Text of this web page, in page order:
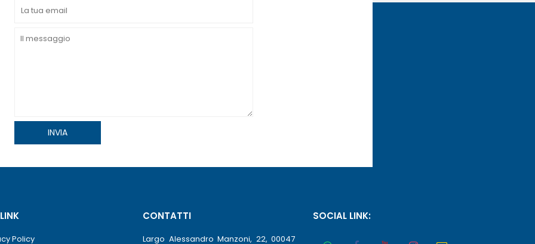
Policy
CONTATTI
Largo Alessandro Manzoni, 22, 00047
SOCIAL LINK: